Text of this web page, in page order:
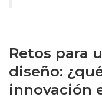
Retos para
diseño:
innovación